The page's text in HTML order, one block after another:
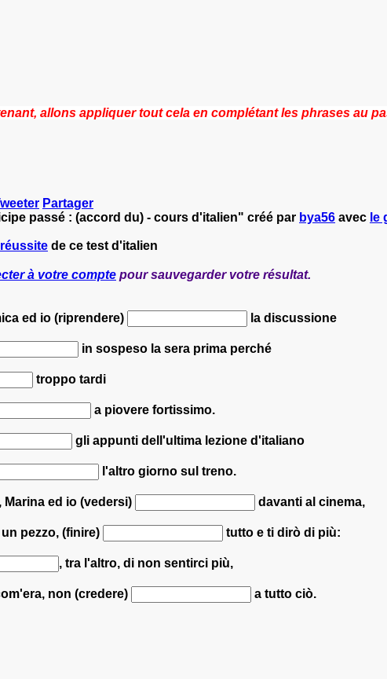
allons appliquer tout cela en complétant les phrases au
Partager
passé : (accord du) - cours d'italien" créé par bya56 avec le
de ce test d'italien
à votre compte pour sauvegarder votre résultat.
ed io (riprendere) la discussione
in sospeso la sera prima perché
troppo tardi
a piovere fortissimo.
gli appunti dell'ultima lezione d'italiano
l'altro giorno sul treno.
ed io (vedersi) davanti al cinema,
pezzo, (finire) tutto e ti dirò di più:
, tra l'altro, di non sentirci più,
non (credere) a tutto ciò.